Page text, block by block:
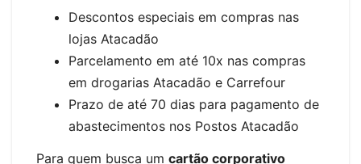
Descontos especiais em compras nas
lojas Atacadão
Parcelamento em até 10x nas compras
em drogarias Atacadão e Carrefour
Prazo de até 70 dias para pagamento de
abastecimentos nos Postos Atacadão
Para quem busca um cartão corporativo